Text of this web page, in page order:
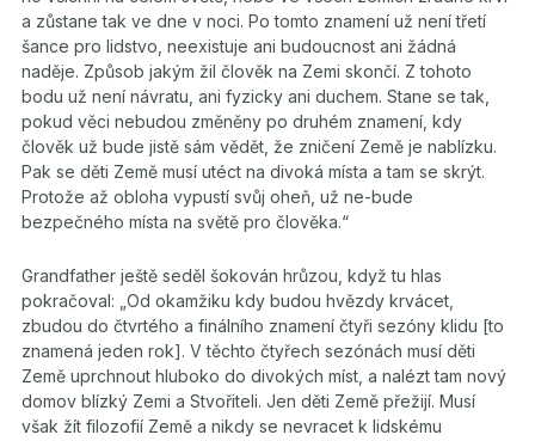
a zůstane tak ve dne v noci. Po tomto znamení už není třetí
šance pro lidstvo, neexistuje ani budoucnost ani žádná
naděje. Způsob jakým žil člověk na Zemi skončí. Z tohoto
bodu už není návratu, ani fyzicky ani duchem. Stane se tak,
pokud věci nebudou změněny po druhém znamení, kdy
člověk už bude jistě sám vědět, že zničení Země je nablízku.
Pak se děti Země musí utéct na divoká místa a tam se skrýt.
Protože až obloha vypustí svůj oheň, už ne-bude
bezpečného místa na světě pro člověka.“
Grandfather ještě seděl šokován hrůzou, když tu hlas
pokračoval: „Od okamžiku kdy budou hvězdy krvácet,
zbudou do čtvrtého a finálního znamení čtyři sezóny klidu [to
znamená jeden rok]. V těchto čtyřech sezónách musí děti
Země uprchnout hluboko do divokých míst, a nalézt tam nový
domov blízký Zemi a Stvořiteli. Jen děti Země přežijí. Musí
však žít filozofií Země a nikdy se nevracet k lidskému